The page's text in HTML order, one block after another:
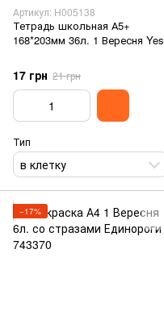
Артикул: H005138
Тетрадь школьная А5+
168*203мм 36л. 1 Вересня Yes
17 грн 21 грн
Тип
в клетку
−17%